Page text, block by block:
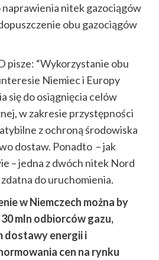
nitek gazociągów
obu gazociągów
pisze: “Wykorzystanie obu
Niemiec i Europy
się do osiągnięcia celów
w zakresie przystępności
z ochroną środowiska
dostaw. Ponadto – jak
– jedna z dwóch nitek Nord
do uruchomienia.
w Niemczech można by
mln odbiorców gazu,
dostawy energii i
cen na rynku